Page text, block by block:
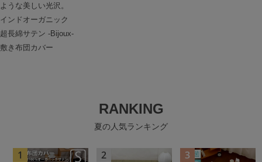
ような美しい光沢。
インドオーガニック
超長綿サテン -Bijoux-
敷き布団カバー
RANKING
夏の人気ランキング